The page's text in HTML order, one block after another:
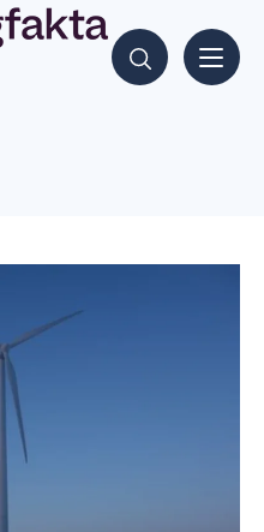
Hae sisältöjä